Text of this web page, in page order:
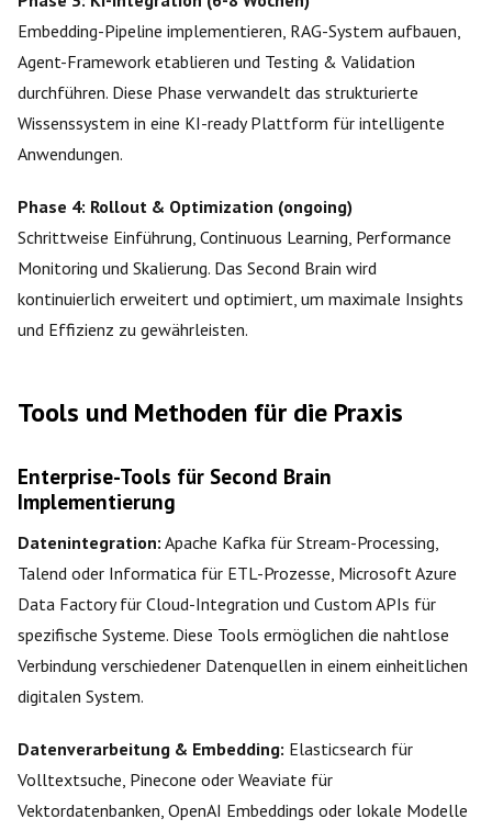
Embedding-Pipeline implementieren, RAG-System aufbauen,
Agent-Framework etablieren und Testing & Validation
durchführen. Diese Phase verwandelt das strukturierte
Wissenssystem in eine KI-ready Plattform für intelligente
Anwendungen.
Phase 4: Rollout & Optimization (ongoing)
Schrittweise Einführung, Continuous Learning, Performance
Monitoring und Skalierung. Das Second Brain wird
kontinuierlich erweitert und optimiert, um maximale Insights
und Effizienz zu gewährleisten.
Tools und Methoden für die Praxis
Enterprise-Tools für Second Brain
Implementierung
Datenintegration: Apache Kafka für Stream-Processing,
Talend oder Informatica für ETL-Prozesse, Microsoft Azure
Data Factory für Cloud-Integration und Custom APIs für
spezifische Systeme. Diese Tools ermöglichen die nahtlose
Verbindung verschiedener Datenquellen in einem einheitlichen
digitalen System.
Datenverarbeitung & Embedding: Elasticsearch für
Volltextsuche, Pinecone oder Weaviate für
Vektordatenbanken, OpenAI Embeddings oder lokale Modelle